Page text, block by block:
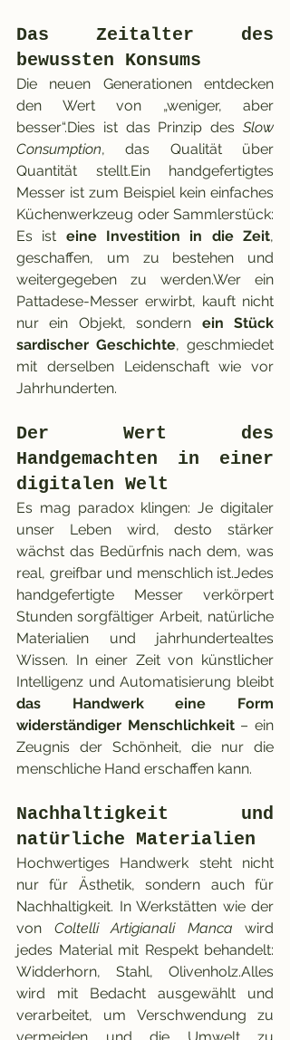
Das Zeitalter des
bewussten Konsums
Die neuen Generationen entdecken
den Wert von „weniger, aber
besser“.Dies ist das Prinzip des Slow
Consumption, das Qualität über
Quantität stellt.Ein handgefertigtes
Messer ist zum Beispiel kein einfaches
Küchenwerkzeug oder Sammlerstück:
Es ist eine Investition in die Zeit,
geschaffen, um zu bestehen und
weitergegeben zu werden.Wer ein
Pattadese-Messer erwirbt, kauft nicht
nur ein Objekt, sondern ein Stück
sardischer Geschichte, geschmiedet
mit derselben Leidenschaft wie vor
Jahrhunderten.
Der Wert des
Handgemachten in einer
digitalen Welt
Es mag paradox klingen: Je digitaler
unser Leben wird, desto stärker
wächst das Bedürfnis nach dem, was
real, greifbar und menschlich ist.Jedes
handgefertigte Messer verkörpert
Stunden sorgfältiger Arbeit, natürliche
Materialien und jahrhundertealtes
Wissen. In einer Zeit von künstlicher
das Handwerk eine Form
widerständiger Menschlichkeit – ein
Zeugnis der Schönheit, die nur die
menschliche Hand erschaffen kann.
Nachhaltigkeit und
natürliche Materialien
Hochwertiges Handwerk steht nicht
nur für Ästhetik, sondern auch für
Nachhaltigkeit. In Werkstätten wie der
von Coltelli Artigianali Manca wird
jedes Material mit Respekt behandelt:
Widderhorn, Stahl, Olivenholz.Alles
wird mit Bedacht ausgewählt und
verarbeitet, um Verschwendung zu